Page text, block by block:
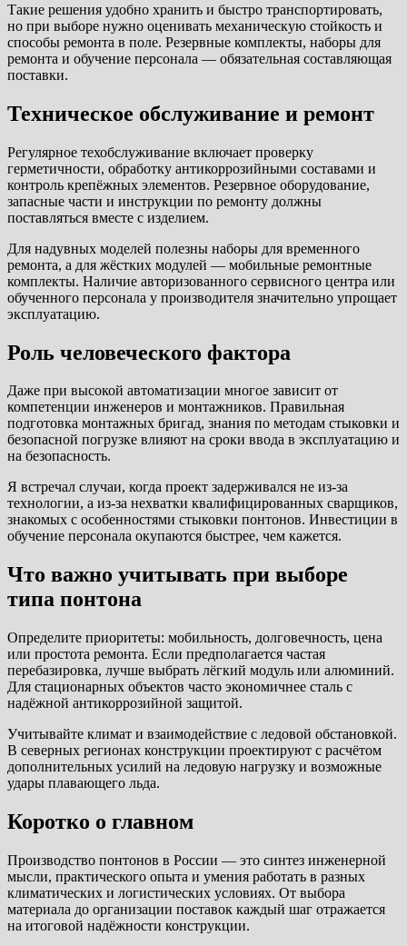
Такие решения удобно хранить и быстро транспортировать,
но при выборе нужно оценивать механическую стойкость и
способы ремонта в поле. Резервные комплекты, наборы для
ремонта и обучение персонала — обязательная составляющая
поставки.
Техническое обслуживание и ремонт
Регулярное техобслуживание включает проверку
герметичности, обработку антикоррозийными составами и
контроль крепёжных элементов. Резервное оборудование,
запасные части и инструкции по ремонту должны
поставляться вместе с изделием.
Для надувных моделей полезны наборы для временного
ремонта, а для жёстких модулей — мобильные ремонтные
комплекты. Наличие авторизованного сервисного центра или
обученного персонала у производителя значительно упрощает
эксплуатацию.
Роль человеческого фактора
Даже при высокой автоматизации многое зависит от
компетенции инженеров и монтажников. Правильная
подготовка монтажных бригад, знания по методам стыковки и
безопасной погрузке влияют на сроки ввода в эксплуатацию и
на безопасность.
Я встречал случаи, когда проект задерживался не из-за
технологии, а из-за нехватки квалифицированных сварщиков,
знакомых с особенностями стыковки понтонов. Инвестиции в
обучение персонала окупаются быстрее, чем кажется.
Что важно учитывать при выборе
типа понтона
Определите приоритеты: мобильность, долговечность, цена
или простота ремонта. Если предполагается частая
перебазировка, лучше выбрать лёгкий модуль или алюминий.
Для стационарных объектов часто экономичнее сталь с
надёжной антикоррозийной защитой.
Учитывайте климат и взаимодействие с ледовой обстановкой.
В северных регионах конструкции проектируют с расчётом
дополнительных усилий на ледовую нагрузку и возможные
удары плавающего льда.
Коротко о главном
Производство понтонов в России — это синтез инженерной
мысли, практического опыта и умения работать в разных
климатических и логистических условиях. От выбора
материала до организации поставок каждый шаг отражается
на итоговой надёжности конструкции.